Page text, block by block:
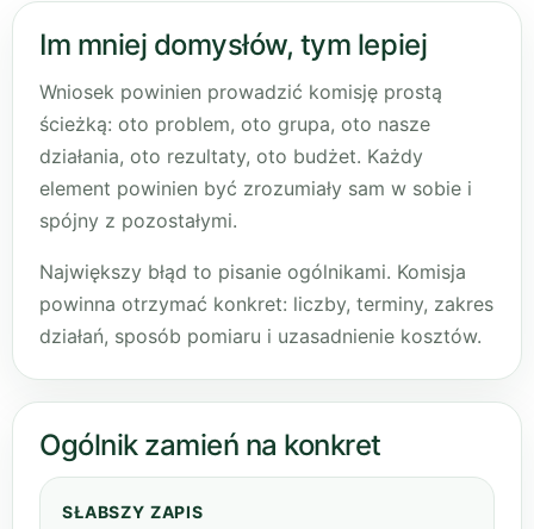
Im mniej domysłów, tym lepiej
Wniosek powinien prowadzić komisję prostą
ścieżką: oto problem, oto grupa, oto nasze
działania, oto rezultaty, oto budżet. Każdy
element powinien być zrozumiały sam w sobie i
spójny z pozostałymi.
Największy błąd to pisanie ogólnikami. Komisja
powinna otrzymać konkret: liczby, terminy, zakres
działań, sposób pomiaru i uzasadnienie kosztów.
Ogólnik zamień na konkret
SŁABSZY ZAPIS